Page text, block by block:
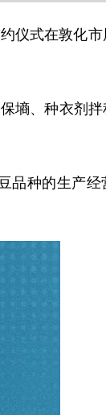
仪式在敦化市
墒、种衣剂
品种的生产经